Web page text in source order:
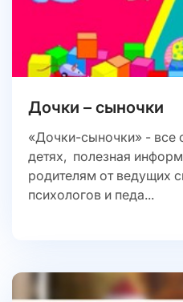
Дочки – сыночки
«Дочки-сыночки» - все
детях, полезная
родителям от ведущих
психологов и педа...